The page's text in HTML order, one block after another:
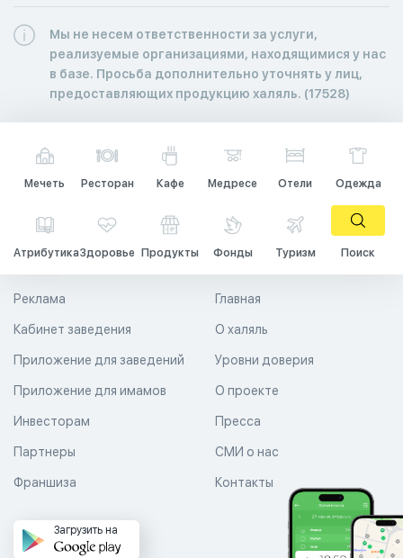
Мы не несем ответственности за услуги,
реализуемые организациями, находящимися у нас
в базе. Просьба дополнительно уточнять у лиц,
предоставляющих продукцию халяль. (17528)
Мечеть Ресторан Кафе Медресе Отели Одежда
АтрибутикаЗдоровье Продукты Фонды Туризм Поиск
Главная
О халяль
Уровни доверия
Реклама
Кабинет заведения
Приложение для заведений
Приложение для имамов О проекте
Пресса
СМИ о нас
Контакты
Инвесторам
Партнеры
Франшиза
Загрузить на